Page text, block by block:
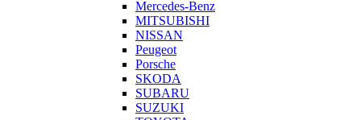
Mercedes-Benz
MITSUBISHI
NISSAN
Peugeot
Porsche
SKODA
SUBARU
SUZUKI